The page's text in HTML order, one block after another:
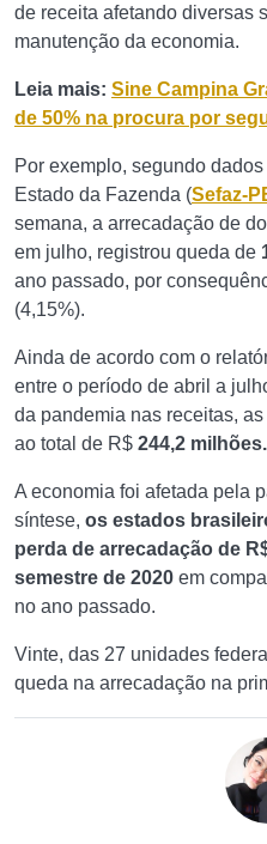
de receita afetando diversas
manutenção da economia.
Leia mais: Sine Campina
de 50% na procura por
Por exemplo, segundo
Estado da Fazenda (Sefaz-
semana, a arrecadação de
em julho, registrou queda de
ano passado, por
(4,15%).
Ainda de acordo com o
entre o período de abril a
da pandemia nas receitas,
ao total de R$ 244,2 milhões.
A economia foi afetada pela
síntese, os estados
perda de arrecadação de
semestre de 2020 em
no ano passado.
Vinte, das 27 unidades
queda na arrecadação na